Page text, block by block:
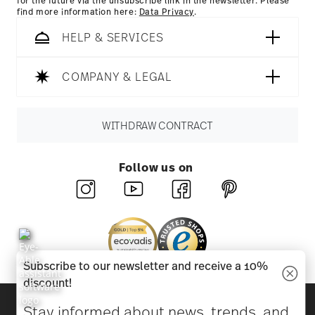
find more information here: Data Privacy.
HELP & SERVICES
COMPANY & LEGAL
WITHDRAW CONTRACT
Follow us on
Subscribe to our newsletter and receive a 10%
discount!
Stay informed about news, trends, and